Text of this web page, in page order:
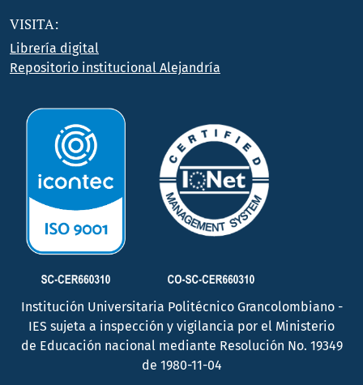
VISITA:
Librería digital
Repositorio institucional Alejandría
Institución Universitaria Politécnico Grancolombiano -
IES sujeta a inspección y vigilancia por el Ministerio
de Educación nacional mediante Resolución No. 19349
de 1980-11-04